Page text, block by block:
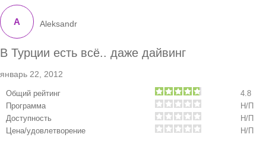
В Турции есть всё.. даже дайвинг
январь 22, 2012
Общий рейтинг
4.8
Программа
Н/П
Доступность
Н/П
Цена/удовлетворение
Н/П
A Aleksandr